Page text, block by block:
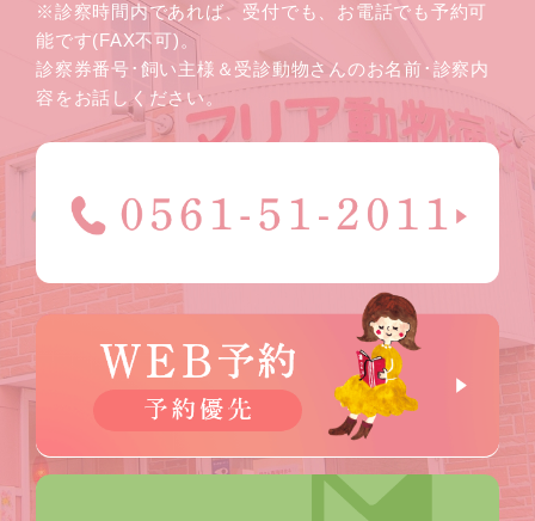
※診察時間内であれば、受付でも、お電話でも予約可
能です(FAX不可)。
診察券番号･飼い主様＆受診動物さんのお名前･診察内
容をお話しください。